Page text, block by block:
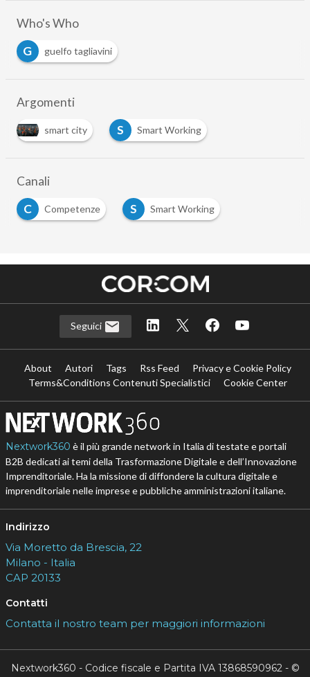
Who's Who
G
guelfo tagliavini
Argomenti
smart city S Smart Working
Canali
C
Competenze S Smart Working
Seguici
About Autori Tags Rss Feed
Privacy e Cookie Policy
Terms&Conditions Contenuti Specialistici
Cookie Center
Nextwork360 è il più grande network in Italia di testate e portali
B2B dedicati ai temi della Trasformazione Digitale e dell’Innovazione
Imprenditoriale. Ha la missione di diffondere la cultura digitale e
imprenditoriale nelle imprese e pubbliche amministrazioni italiane.
Indirizzo
Via Moretto da Brescia, 22
Milano - Italia
CAP 20133
Contatti
Contatta il nostro team per maggiori informazioni
Nextwork360 - Codice fiscale e Partita IVA 13868590962 - ©